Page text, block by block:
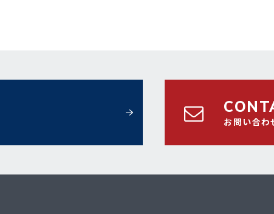
お問い合わ